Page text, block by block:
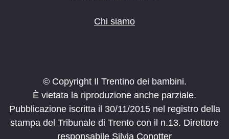
Chi siamo
© Copyright Il Trentino dei bambini.
È vietata la riproduzione anche parziale.
Pubblicazione iscritta il 30/11/2015 nel registro della
stampa del Tribunale di Trento con il n.13. Direttore
responsabile Silvia Conotter